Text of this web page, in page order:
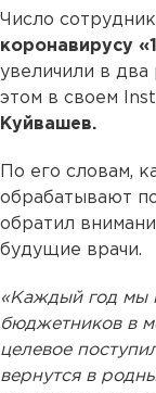
Число
коронавирусу
увеличили в два
этом в своем
Куйвашев.
По его словам,
обрабатывают
обратил
будущие врачи.
«Каждый год мы
бюджетников в
целевое
вернутся в